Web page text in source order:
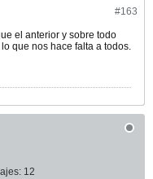
#163
el anterior y sobre todo
que nos hace falta a todos.
12